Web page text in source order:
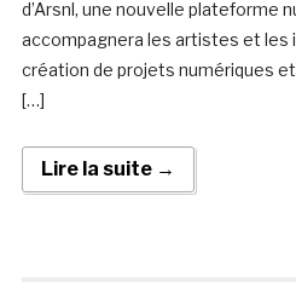
d’Arsnl, une nouvelle plateforme
accompagnera les artistes et
création de projets numériques
[…]
Lire la suite →